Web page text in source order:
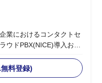
業におけるコンタクトセ
ウドPBX(NICE)導入およ
ンター基盤導入の上流提
の推進
料登録)